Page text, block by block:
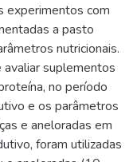
experimentos com
a pasto
nutricionais.
suplementos
no período
e os parâmetros
e aneloradas em
foram utilizadas